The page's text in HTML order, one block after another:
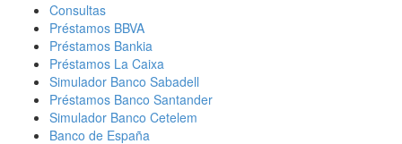
Consultas
Préstamos BBVA
Préstamos Bankia
Préstamos La Caixa
Simulador Banco Sabadell
Préstamos Banco Santander
Simulador Banco Cetelem
Banco de España